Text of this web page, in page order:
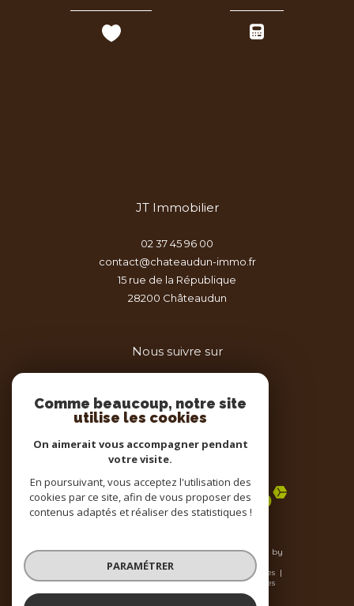
JT Immobilier
02 37 45 96 00
contact@chateaudun-immo.fr
15 rue de la République
28200
châteaudun
Nous suivre sur
Adhérents
© 2026 | Tous droits réservés | Traduction powered by
Google |
Nos honoraires
Plan du site
Mentions légales
Admin
Nos liens Politique RGPD Cookies
Comme beaucoup, notre site
utilise les cookies
On aimerait vous accompagner pendant
votre visite.
En poursuivant, vous acceptez l'utilisation des
cookies par ce site, afin de vous proposer des
contenus adaptés et réaliser des statistiques !
PARAMÉTRER